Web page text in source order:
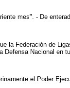
mes". - De
Federación de
Nacional en
el Poder